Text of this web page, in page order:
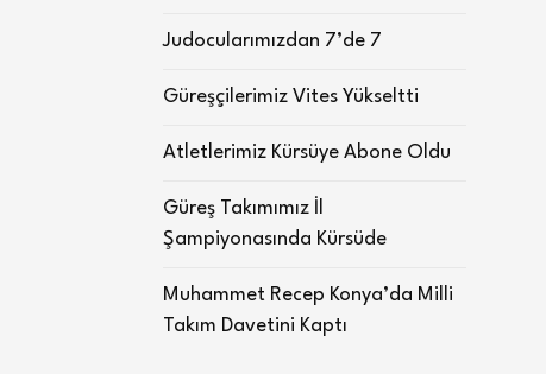
Judocularımızdan 7’de 7
Güreşçilerimiz Vites Yükseltti
Atletlerimiz Kürsüye Abone Oldu
Güreş Takımımız İl
Şampiyonasında Kürsüde
Muhammet Recep Konya’da Milli
Takım Davetini Kaptı